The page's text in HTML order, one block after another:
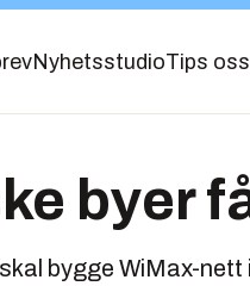
NyhetsstudioTips oss
byer
bygge WiMax-nett